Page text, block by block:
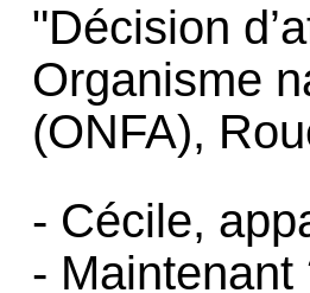
"Décision
Organisme
(ONFA),
- Cécile,
-